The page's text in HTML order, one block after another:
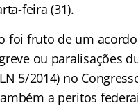
feira (31).
foi fruto de um
ou paralisações
5/2014) no
a peritos